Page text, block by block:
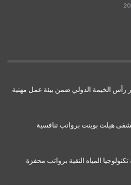
الخيمة الدولي ضمن بيئة عمل مهنية
هيلث بوينت برواتب تنافسية
المياه النقية برواتب محفزة